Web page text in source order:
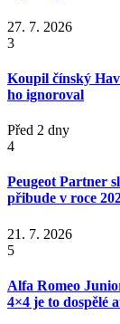
27. 7. 2026
3
Koupil čínský
ho ignoroval
Před 2 dny
4
Peugeot Partner
přibude v roce
21. 7. 2026
5
Alfa Romeo
4×4 je to dospělé